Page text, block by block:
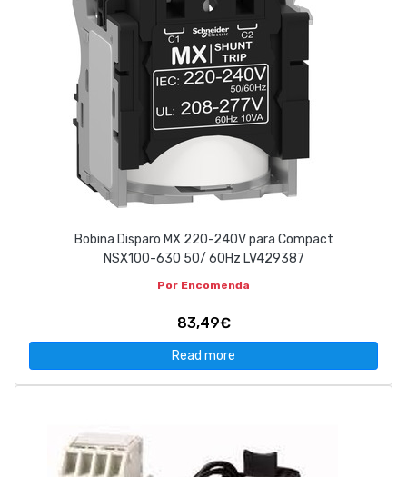
Bobina Disparo MX 220-240V para Compact
NSX100-630 50/ 60Hz LV429387
Por Encomenda
83,49€
Read more